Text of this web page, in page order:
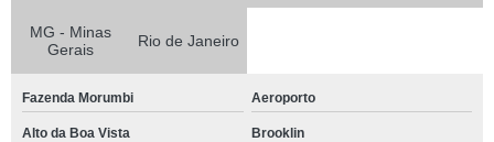
MG - Minas
Gerais
Rio de Janeiro
Fazenda Morumbi Aeroporto
Alto da Boa Vista Brooklin